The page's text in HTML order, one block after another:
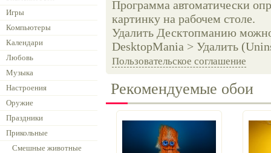
Игры
Компьютеры
Календари
Любовь
Музыка
Настроения
Оружие
Праздники
Прикольные
Смешные животные
Программа автоматически
картинку на рабочем столе.
Удалить Десктопманию
DesktopMania > Удалить
Пользовательское соглашение
Рекомендуемые обои